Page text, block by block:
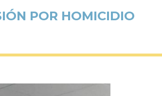
POR HOMICIDIO